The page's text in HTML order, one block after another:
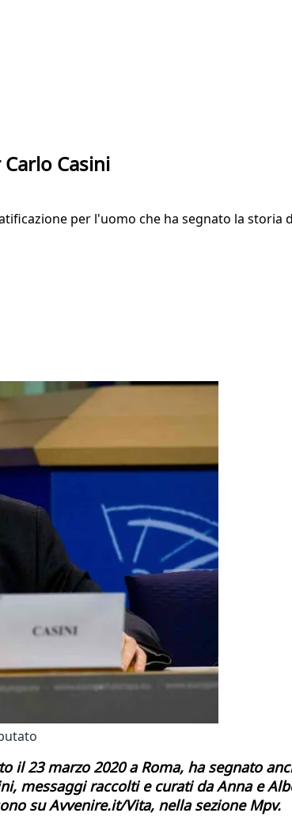
Casini
per l'uomo che ha segnato la
23 marzo 2020 a Roma, ha segnato
messaggi raccolti e curati da Anna e
su Avvenire.it/Vita, nella sezione Mpv.